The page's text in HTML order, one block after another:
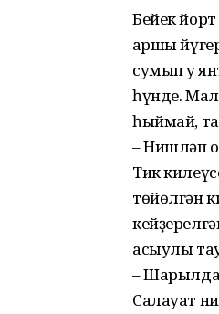
Бейек
ҡаршы
сумып уҡ
һүнде.
һыймай,
– Нишләп
Тик
төйөлгән
асыулы
–
Салауат